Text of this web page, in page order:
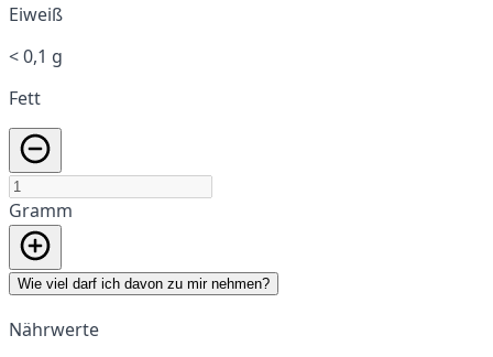
Eiweiß
< 0,1 g
Fett
Gramm
Wie viel darf ich davon zu mir nehmen?
Nährwerte